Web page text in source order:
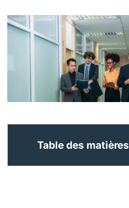
Table des matières